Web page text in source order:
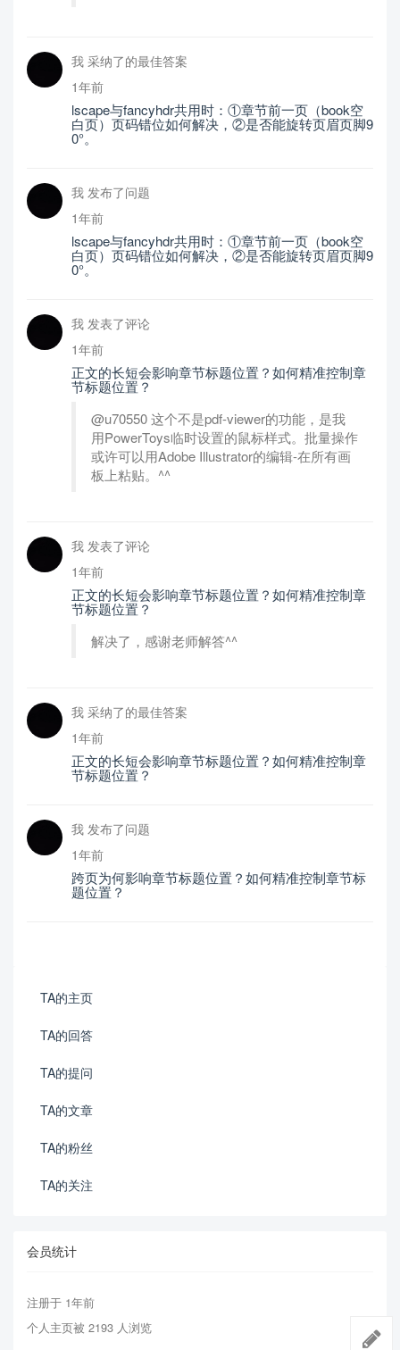
我 采纳了的最佳答案
1年前
lscape与fancyhdr共用时：①章节前一页（book空
白页）页码错位如何解决，②是否能旋转页眉页脚9
0°。
我 发布了问题
1年前
lscape与fancyhdr共用时：①章节前一页（book空
白页）页码错位如何解决，②是否能旋转页眉页脚9
0°。
我 发表了评论
1年前
正文的长短会影响章节标题位置？如何精准控制章
节标题位置？
@u70550 这个不是pdf-viewer的功能，是我
用PowerToys临时设置的鼠标样式。批量操作
或许可以用Adobe Illustrator的编辑-在所有画
板上粘贴。^^
我 发表了评论
1年前
正文的长短会影响章节标题位置？如何精准控制章
节标题位置？
解决了，感谢老师解答^^
我 采纳了的最佳答案
1年前
正文的长短会影响章节标题位置？如何精准控制章
节标题位置？
我 发布了问题
1年前
跨页为何影响章节标题位置？如何精准控制章节标
题位置？
TA的主页
TA的回答
TA的提问
TA的文章
TA的粉丝
TA的关注
会员统计
注册于 1年前
个人主页被 2193 人浏览